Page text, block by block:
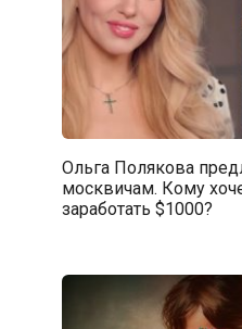
Ольга Полякова
москвичам. Кому
заработать $1000?